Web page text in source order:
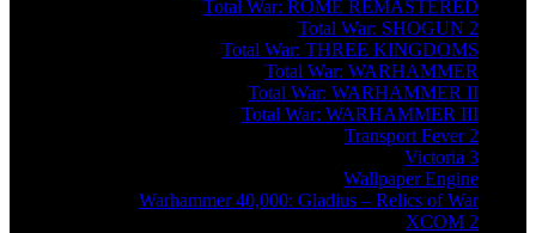
Total War: ROME REMASTERED
Total War: SHOGUN 2
Total War: THREE KINGDOMS
Total War: WARHAMMER
Total War: WARHAMMER II
Total War: WARHAMMER III
Transport Fever 2
Victoria 3
Wallpaper Engine
Warhammer 40,000: Gladius – Relics of War
XCOM 2